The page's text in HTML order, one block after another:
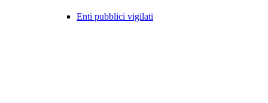
Enti pubblici vigilati